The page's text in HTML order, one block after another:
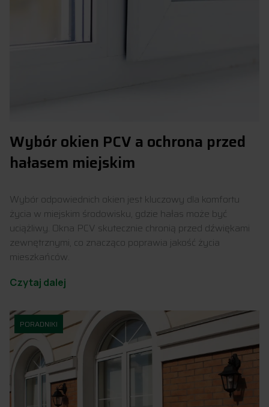
Wybór okien PCV a ochrona przed
hałasem miejskim
Wybór odpowiednich okien jest kluczowy dla komfortu
życia w miejskim środowisku, gdzie hałas może być
uciążliwy. Okna PCV skutecznie chronią przed dźwiękami
zewnętrznymi, co znacząco poprawia jakość życia
mieszkańców.
Czytaj dalej
PORADNIKI